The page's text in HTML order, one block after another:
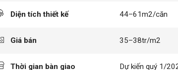
Diện tích thiết kế 44–61m2/căn
Giá bán 35–38tr/m2
Thời gian bàn giao Dự kiến quý 1/